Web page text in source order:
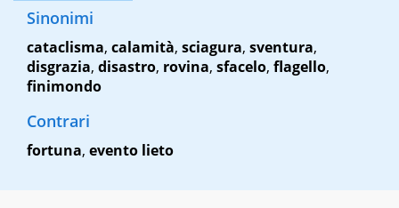
Sinonimi
cataclisma, calamità, sciagura, sventura,
disgrazia, disastro, rovina, sfacelo, flagello,
finimondo
Contrari
fortuna, evento lieto